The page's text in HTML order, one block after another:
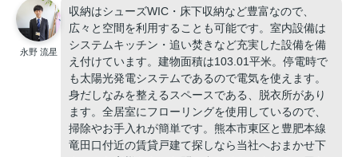
永野 流星
収納はシューズWIC・床下収納など豊富なので、
広々と空間を利用することも可能です。室内設備は
システムキッチン・追い焚きなど充実した設備を備
え付けています。建物面積は103.01平米。停電時で
も太陽光発電システムであるので電気を使えます。
身だしなみを整えるスペースである、脱衣所があり
ます。全居室にフローリングを使用しているので、
掃除やお手入れが簡単です。熊本市東区と豊肥本線
竜田口付近の賃貸戸建て探しなら当社へおまかせ下